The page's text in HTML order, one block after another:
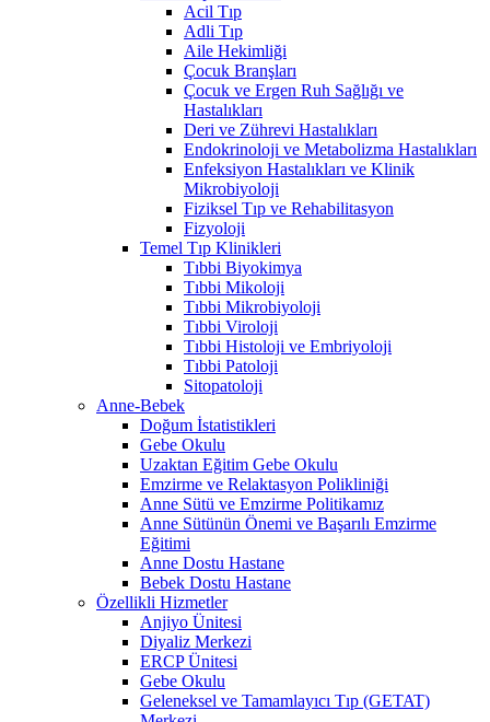
Acil Tıp
Adli Tıp
Aile Hekimliği
Çocuk Branşları
Çocuk ve Ergen Ruh Sağlığı ve
Hastalıkları
Deri ve Zührevi Hastalıkları
Endokrinoloji ve Metabolizma Hastalıkları
Enfeksiyon Hastalıkları ve Klinik
Mikrobiyoloji
Fiziksel Tıp ve Rehabilitasyon
Fizyoloji
Temel Tıp Klinikleri
Tıbbi Biyokimya
Tıbbi Mikoloji
Tıbbi Mikrobiyoloji
Tıbbi Viroloji
Tıbbi Histoloji ve Embriyoloji
Tıbbi Patoloji
Sitopatoloji
Anne-Bebek
Doğum İstatistikleri
Gebe Okulu
Uzaktan Eğitim Gebe Okulu
Emzirme ve Relaktasyon Polikliniği
Anne Sütü ve Emzirme Politikamız
Anne Sütünün Önemi ve Başarılı Emzirme
Eğitimi
Anne Dostu Hastane
Bebek Dostu Hastane
Özellikli Hizmetler
Anjiyo Ünitesi
Diyaliz Merkezi
ERCP Ünitesi
Gebe Okulu
Geleneksel ve Tamamlayıcı Tıp (GETAT)